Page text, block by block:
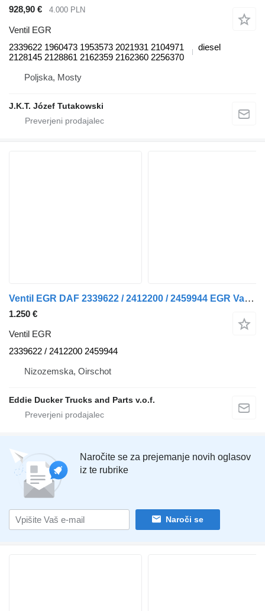
928,90 € 4.000 PLN
Ventil EGR
2339622 1960473 1953573 2021931 2104971
2128145 2128861 2162359 2162360 2256370
diesel
Poljska, Mosty
J.K.T. Józef Tutakowski
Ventil EGR DAF 2339622 / 2412200 / 2459944 EGR Valve MX-11/MX-13 za vlačilec DAF CF / XF / XG
1.250 €
Ventil EGR
2339622 / 2412200 2459944
Nizozemska, Oirschot
Eddie Ducker Trucks and Parts v.o.f.
Naročite se za prejemanje novih oglasov
iz te rubrike
Naroči se